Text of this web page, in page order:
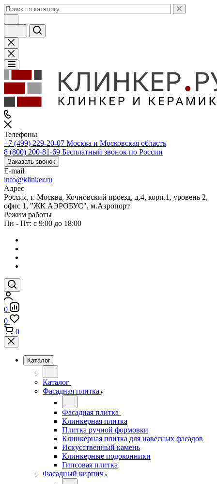
Телефоны
+7 (499) 229-20-07 Москва и Московская область
8 (800) 200-81-69 Бесплатный звонок по России
Заказать звонок
E-mail
info@klinker.ru
Адрес
Россия, г. Москва, Кочновский проезд, д.4, корп.1, уровень 2,
офис 1, "ЖК АЭРОБУС", м.Аэропорт
Режим работы
Пн - Пт: с 9:00 до 18:00
0
0
0
Каталог
Каталог
Фасадная плитка
Фасадная плитка
Клинкерная плитка
Плитка ручной формовки
Клинкерная плитка для навесных фасадов
Искусственный камень
Клинкерные подоконники
Гипсовая плитка
Фасадный кирпич